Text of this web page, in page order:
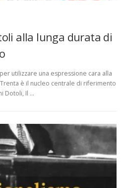
alla lunga durata di
utilizzare una espressione cara alla
è il nucleo centrale di riferimento
Dotoli, Il …